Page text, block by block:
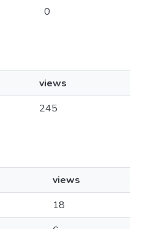
0
views
245
views
18